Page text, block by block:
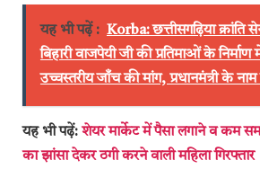
यह भी पढ़ें : Korba: छत्तीसगढ़िया क्रांति
बिहारी वाजपेयी जी की प्रतिमाओं के निर्माण
उच्चस्तरीय जाँच की मांग, प्रधानमंत्री के नाम
यह भी पढ़ें: शेयर मार्केट में पैसा लगाने व कम
का झांसा देकर ठगी करने वाली महिला गिरफ्तार